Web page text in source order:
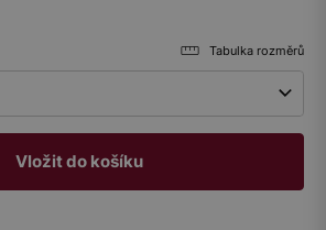
Tabulka rozměrů
Vložit do košíku